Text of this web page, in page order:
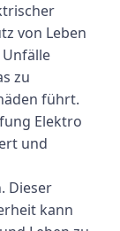
von Leben
zu
führt.
Elektro
und
Dieser
kann